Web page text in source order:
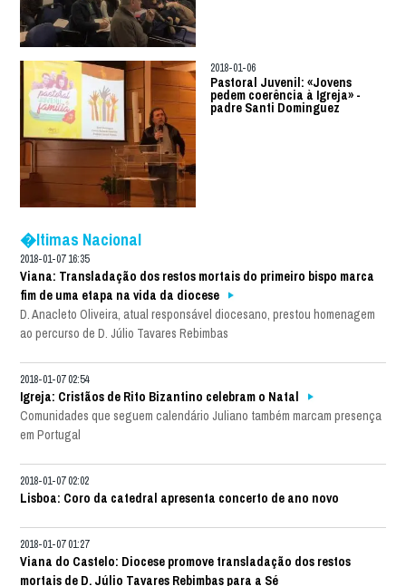
2018-01-06
Pastoral Juvenil: «Jovens
pedem coerência à Igreja» -
padre Santi Dominguez
�ltimas Nacional
2018-01-07 16:35
Viana: Transladação dos restos mortais do primeiro bispo marca
fim de uma etapa na vida da diocese
D. Anacleto Oliveira, atual responsável diocesano, prestou homenagem
ao percurso de D. Júlio Tavares Rebimbas
2018-01-07 02:54
Igreja: Cristãos de Rito Bizantino celebram o Natal
Comunidades que seguem calendário Juliano também marcam presença
em Portugal
2018-01-07 02:02
Lisboa: Coro da catedral apresenta concerto de ano novo
2018-01-07 01:27
Viana do Castelo: Diocese promove transladação dos restos
mortais de D. Júlio Tavares Rebimbas para a Sé